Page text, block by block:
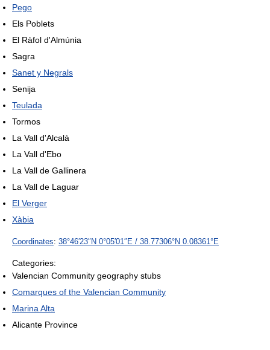
Pego
Els Poblets
El Ràfol d'Almúnia
Sagra
Sanet y Negrals
Senija
Teulada
Tormos
La Vall d'Alcalà
La Vall d'Ebo
La Vall de Gallinera
La Vall de Laguar
El Verger
Xàbia
Coordinates: 38°46′23″N 0°05′01″E / 38.77306°N 0.08361°E
Categories:
Valencian Community geography stubs
Comarques of the Valencian Community
Marina Alta
Alicante Province